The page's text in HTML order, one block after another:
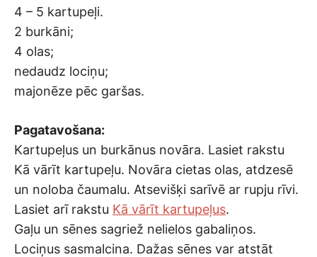
4 – 5 kartupeļi.
2 burkāni;
4 olas;
nedaudz lociņu;
majonēze pēc garšas.
Pagatavošana:
Kartupeļus un burkānus novāra. Lasiet rakstu
Kā vārīt kartupeļu. Novāra cietas olas, atdzesē
un noloba čaumalu. Atsevišķi sarīvē ar rupju rīvi.
Lasiet arī rakstu Kā vārīt kartupeļus.
Gaļu un sēnes sagriež nelielos gabaliņos.
Lociņus sasmalcina. Dažas sēnes var atstāt